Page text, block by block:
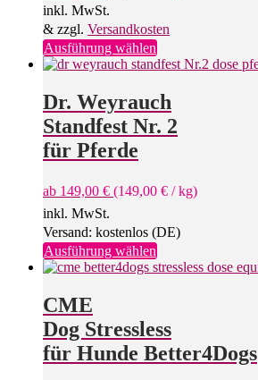
inkl. MwSt.
& zzgl. Versandkosten
Ausführung wählenDieses
Produkt
mehrere
Varianten
auf.
auf
Produktseite
gewählt
werden
Dr. Weyrauch
Standfest Nr. 2
für Pferde
ab 149,00 € (149,00 € /kg)
inkl. MwSt.
Versand: kostenlos (DE)
Ausführung wählenDieses
Produkt
auf.
Die
Optionen
CME
Dog Stressless
für Hunde Better4Dogs